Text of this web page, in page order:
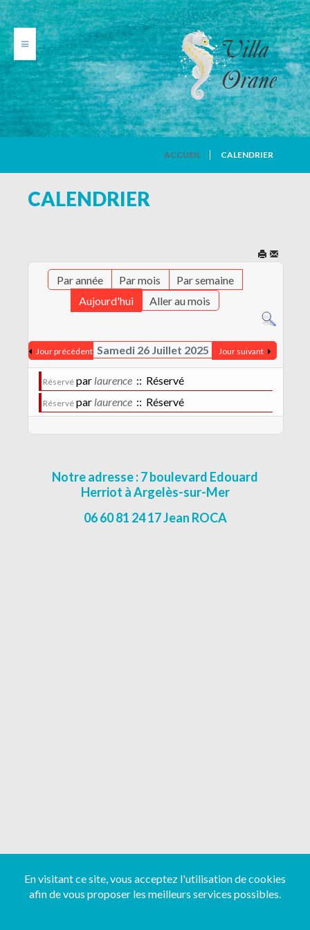
AVIS DE VACANCIERS
CONTACT
MENTIONS LÉGALES
ACCUEIL CALENDRIER
CALENDRIER
Par année Par mois
Par semaine
Aujourd'hui
Aller au mois
Jour précédent Samedi 26 Juillet 2025 Jour suivant
Réservé par laurence :: Réservé
Réservé par laurence :: Réservé
Notre adresse : 7 boulevard Edouard
Herriot à Argelès-sur-Mer
06 60 81 24 17 Jean ROCA
En visitant ce site, vous acceptez l'utilisation de cookies
afin de vous proposer les meilleurs services possibles.